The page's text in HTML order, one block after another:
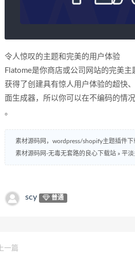
令人惊叹的主题和完美的用户体验
Flatome是你商店或公司网站的完美
获得了创建具有惊人用户体验的超快
面生成器，所以你可以在不编码的情
。
素材源码网，wordpress/shopify主题插件下
素材源码网-无毒无套路的良心下载站 » 平淡
scy 普通
上一篇